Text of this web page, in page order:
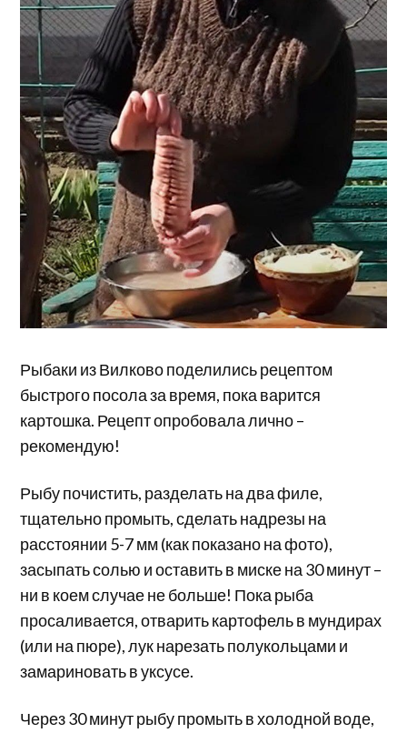
Рыбаки из Вилково поделились рецептом
быстрого посола за время, пока варится
картошка. Рецепт опробовала лично –
рекомендую!
Рыбу почистить, разделать на два филе,
тщательно промыть, сделать надрезы на
расстоянии 5-7 мм (как показано на фото),
засыпать солью и оставить в миске на 30 минут –
ни в коем случае не больше! Пока рыба
просаливается, отварить картофель в мундирах
(или на пюре), лук нарезать полукольцами и
замариновать в уксусе.
Через 30 минут рыбу промыть в холодной воде,